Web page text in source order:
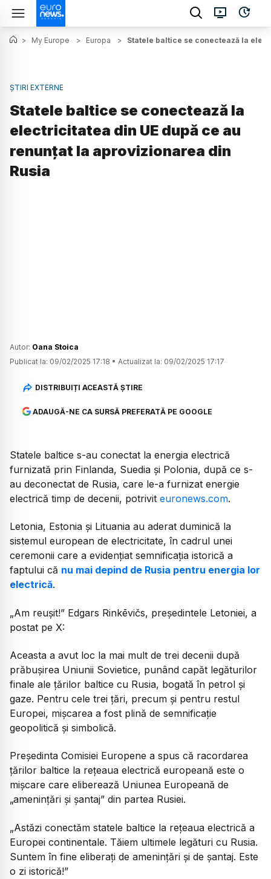
> My Europe > Europa > Statele baltice se conectează la
ȘTIRI EXTERNE
Statele baltice se conectează la
electricitatea din UE după ce au
renunțat la aprovizionarea din
Rusia
Autor: Oana Stoica
Publicat la: 09/02/2025 17:18 • Actualizat la: 09/02/2025 17:17
DISTRIBUIȚI ACEASTĂ ȘTIRE
ADAUGĂ-NE CA SURSĂ PREFERATĂ PE GOOGLE
Statele baltice s-au conectat la energia electrică
furnizată prin Finlanda, Suedia și Polonia, după ce s-
au deconectat de Rusia, care le-a furnizat energie
electrică timp de decenii, potrivit euronews.com.
Letonia, Estonia și Lituania au aderat duminică la
sistemul european de electricitate, în cadrul unei
ceremonii care a evidențiat semnificația istorică a
faptului că nu mai depind de Rusia pentru energia lor
electrică.
„Am reușit!” Edgars Rinkēvičs, președintele Letoniei, a
postat pe X:
Aceasta a avut loc la mai mult de trei decenii după
prăbușirea Uniunii Sovietice, punând capăt legăturilor
finale ale țărilor baltice cu Rusia, bogată în petrol și
gaze. Pentru cele trei țări, precum și pentru restul
Europei, mișcarea a fost plină de semnificație
geopolitică și simbolică.
Președinta Comisiei Europene a spus că racordarea
țărilor baltice la rețeaua electrică europeană este o
mișcare care eliberează Uniunea Europeană de
„amenințări și șantaj” din partea Rusiei.
„Astăzi conectăm statele baltice la rețeaua electrică a
Europei continentale. Tăiem ultimele legături cu Rusia.
Suntem în fine eliberați de amenințări și de șantaj. Este
o zi istorică!”